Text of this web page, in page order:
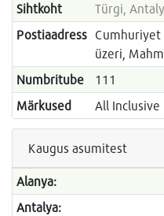
Sihtkoht
Türgi,
Postiaadress Cumhuriyet
üzeri,
Numbritube
111
Märkused
All Inclusive
Kaugus asumitest
Alanya:
Antalya: